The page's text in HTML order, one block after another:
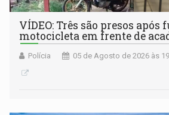
VÍDEO: Três são presos após
motocicleta em frente de
Polícia 05 de Agosto de 2026 às